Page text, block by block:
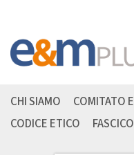
CHI SIAMO COMITATO
CODICE ETICO